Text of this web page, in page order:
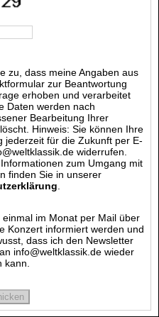
zu, dass meine Angaben aus
zur Beantwortung
erhoben und verarbeitet
Daten werden nach
Bearbeitung Ihrer
Hinweis: Sie können Ihre
jederzeit für die Zukunft per E-
widerrufen.
zum Umgang mit
finden Sie in unserer
einmal im Monat per Mail über
Konzert informiert werden und
dass ich den Newsletter
info@weltklassik.de wieder
kann.